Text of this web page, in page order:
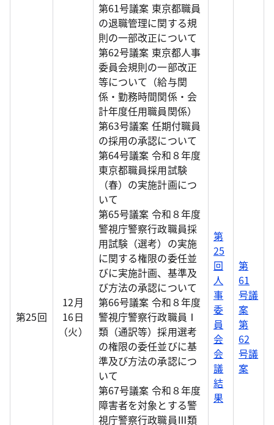
第25回
12月
16日
（火）
第61号議案 東京都職員
の退職管理に関する規
則の一部改正について
第62号議案 東京都人事
委員会規則の一部改正
等について（給与関
係・勤務時間関係・会
計年度任用職員関係）
第63号議案 任期付職員
の採用の承認について
第64号議案 令和８年度
東京都職員採用試験
（春）の実施計画につ
いて
第65号議案 令和８年度
警視庁警察行政職員採
用試験（選考）の実施
に関する権限の委任並
びに実施計画、基準及
び方法の承認について
第66号議案 令和８年度
警視庁警察行政職員Ⅰ
類（通訳等）採用選考
の権限の委任並びに基
準及び方法の承認につ
いて
第67号議案 令和８年度
障害者を対象とする警
視庁警察行政職員Ⅲ類
第
25
回
人
事
委
員
会
会
議
結
果
第
61
号議
案
第
62
号議
案